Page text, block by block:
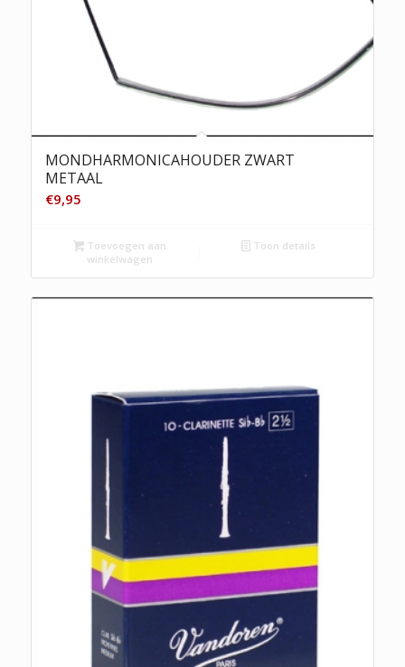
MONDHARMONICAHOUDER ZWART
METAAL
€9,95
Toevoegen aan
winkelwagen
Toon details